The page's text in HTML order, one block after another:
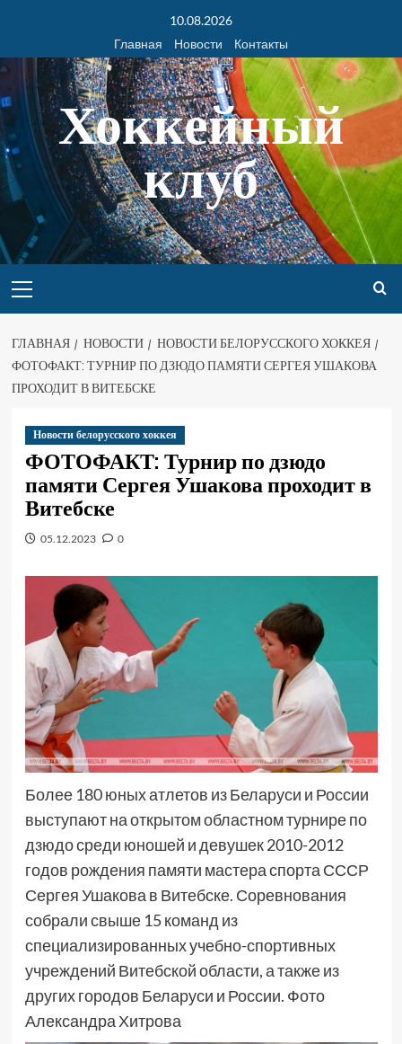
10.08.2026
Главная
Новости Контакты
Хоккейный
клуб
ГЛАВНАЯ НОВОСТИ
НОВОСТИ БЕЛОРУССКОГО ХОККЕЯ
ФОТОФАКТ: ТУРНИР ПО ДЗЮДО ПАМЯТИ СЕРГЕЯ УШАКОВА
ПРОХОДИТ В ВИТЕБСКЕ
Новости белорусского хоккея
ФОТОФАКТ: Турнир по дзюдо
памяти Сергея Ушакова проходит в
Витебске
05.12.2023 0
Более 180 юных атлетов из Беларуси и России
выступают на открытом областном турнире по
дзюдо среди юношей и девушек 2010-2012
годов рождения памяти мастера спорта СССР
Сергея Ушакова в Витебске. Соревнования
собрали свыше 15 команд из
специализированных учебно-спортивных
учреждений Витебской области, а также из
других городов Беларуси и России. Фото
Александра Хитрова